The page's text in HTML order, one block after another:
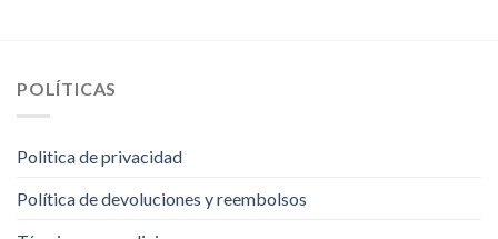
POLÍTICAS
Politica de privacidad
Política de devoluciones y reembolsos